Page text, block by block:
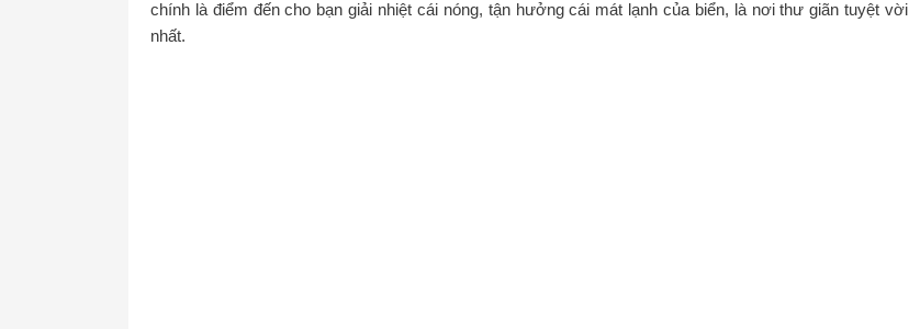
chính là điểm đến cho bạn giải nhiệt cái nóng, tận hưởng cái mát lạnh của biển, là nơi thư giãn tuyệt vời
nhất.